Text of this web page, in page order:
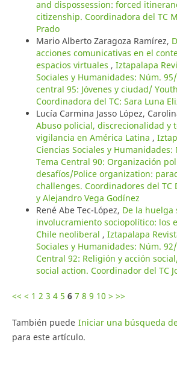
and dispossession: forced
citizenship. Coordinadora del TC
Prado
Mario Alberto Zaragoza Ramírez,
acciones comunicativas en el
espacios virtuales , Iztapalapa
Sociales y Humanidades: Núm.
central 95: Jóvenes y ciudad/
Coordinadora del TC: Sara Luna
Lucía Carmina Jasso López,
Abuso policial, discrecionalidad y
vigilancia en América Latina ,
Ciencias Sociales y Humanidades:
Tema Central 90: Organización
desafíos/Police organization:
challenges. Coordinadores del TC
y Alejandro Vega Godínez
René Abe Tec-López, De la huelga
involucramiento sociopolítico: los
Chile neoliberal , Iztapalapa
Sociales y Humanidades: Núm.
Central 92: Religión y acción
social action. Coordinador del TC
<< < 1 2 3 4 5 6 7 8 9 10 > >>
También puede Iniciar una búsqueda
para este artículo.